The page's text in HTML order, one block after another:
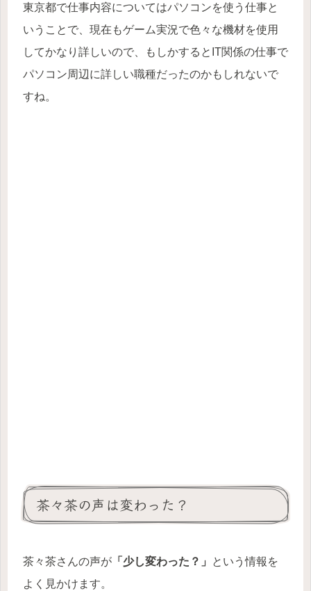
東京都で仕事内容についてはパソコンを使う仕事と
いうことで、現在もゲーム実況で色々な機材を使用
してかなり詳しいので、もしかするとIT関係の仕事で
パソコン周辺に詳しい職種だったのかもしれないで
すね。
茶々茶の声は変わった？
茶々茶さんの声が 「少し変わった？」
という情報を
よく見かけます。